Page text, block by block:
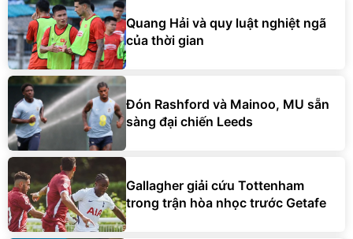
Quang Hải và quy luật nghiệt ngã
của thời gian
Đón Rashford và Mainoo, MU sẵn
sàng đại chiến Leeds
Gallagher giải cứu Tottenham
trong trận hòa nhọc trước Getafe